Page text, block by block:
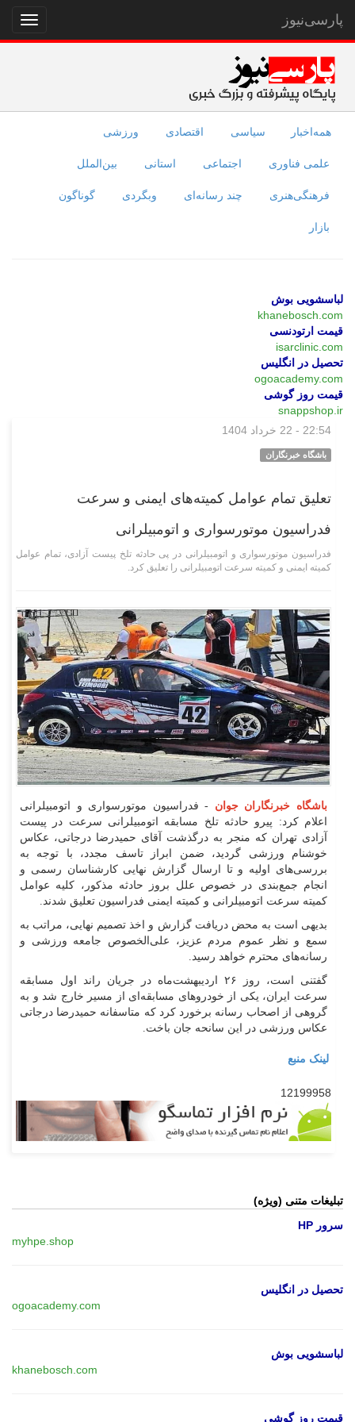
نمایش
منو
پارسی‌نیوز
همه‌اخبار سیاسی اقتصادی ورزشی
علمی فناوری اجتماعی استانی بین‌الملل
فرهنگی‌هنری چند رسانه‌ای وبگردی گوناگون
بازار
لباسشویی بوش
khanebosch.com
قیمت ارتودنسی
isarclinic.com
تحصیل در انگلیس
ogoacademy.com
قیمت روز گوشی
snappshop.ir
22:54 - 22 خرداد 1404
باشگاه خبرنگاران
تعلیق تمام عوامل کمیته‌های ایمنی و سرعت
فدراسیون موتورسواری و اتومبیلرانی
فدراسیون موتورسواری و اتومبیلرانی در پی حادثه تلخ پیست آزادی، تمام عوامل
کمیته ایمنی و کمیته سرعت اتومبیلرانی را تعلیق کرد.
باشگاه خبرنگاران جوان - فدراسیون موتورسواری و اتومبیلرانی
اعلام کرد: پیرو حادثه تلخ مسابقه اتومبیلرانی سرعت در پیست
آزادی تهران که منجر به درگذشت آقای حمیدرضا درجاتی، عکاس
خوشنام ورزشی گردید، ضمن ابراز تاسف مجدد، با توجه به
بررسی‌های اولیه و تا ارسال گزارش نهایی کارشناسان رسمی و
انجام جمع‌بندی در خصوص علل بروز حادثه مذکور، کلیه عوامل
کمیته سرعت اتومبیلرانی و کمیته ایمنی فدراسیون تعلیق شدند.
بدیهی است به محض دریافت گزارش و اخذ تصمیم نهایی، مراتب به
سمع و نظر عموم مردم عزیز، علی‌الخصوص جامعه ورزشی و
رسانه‌های محترم خواهد رسید.
گفتنی است، روز ۲۶ اردیبهشت‌ماه در جریان راند اول مسابقه
سرعت ایران، یکی از خودرو‌های مسابقه‌ای از مسیر خارج شد و به
گروهی از اصحاب رسانه برخورد کرد که متاسفانه حمیدرضا درجاتی
عکاس ورزشی در این سانحه جان باخت.
لینک منبع
12199958
تبلیغات متنی (ویژه)
سرور HP
myhpe.shop
تحصیل در انگلیس
ogoacademy.com
لباسشویی بوش
khanebosch.com
قیمت روز گوشی